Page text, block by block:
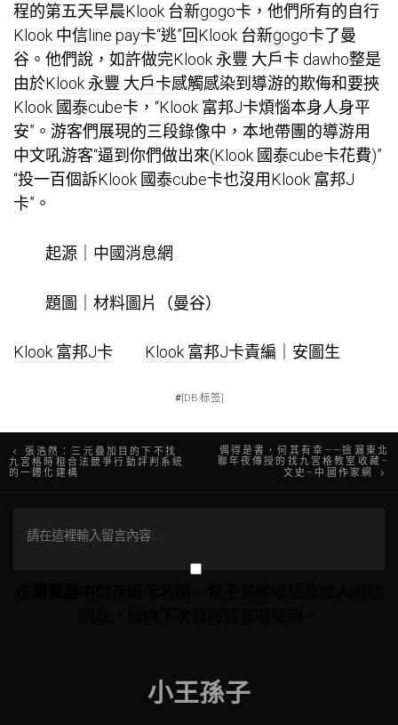
程的第五天早晨Klook 台新gogo卡 ，他們所有的自行
Klook 中信line pay卡“逃”回Klook 台新gogo卡了曼
谷。他們說，如許做完Klook 永豐 大戶卡 dawho整是
由於Klook 永豐 大戶卡感觸感染到導游的欺侮和要挾
Klook 國泰cube卡 ，“Klook 富邦J卡煩惱本身人身平
安”。游客們展現的三段錄像中，本地帶團的導游用
中文吼游客“逼到你們做出來(Klook 國泰cube卡花費)”
“投一百個訴Klook 國泰cube卡也沒用Klook 富邦J
卡”。
起源｜中國消息網
題圖｜材料圖片（曼谷）
Klook 富邦J卡 Klook 富邦J卡責編｜安圖生
#[DB:标签]
文
章
導
張浩然：三元疊加目的下不找
九宮格時租合法競爭行動評判系統
的一體化建構
偶得是書，何其有幸——撿漏東北
聯年夜傳授的找九宮格教室收藏–
文史–中國作家網
小王孫子